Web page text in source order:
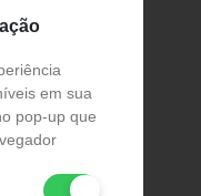
em sua
pop-up que